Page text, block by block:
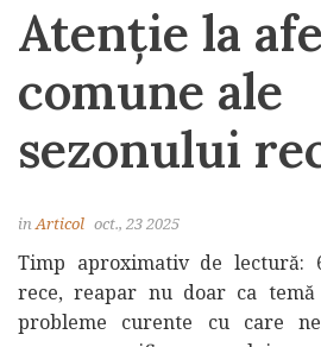
Atenție la
comune ale
sezonului
inArticol oct., 23 2025
Timp aproximativ de lectură:
rece, reapar nu doar ca
probleme curente cu care